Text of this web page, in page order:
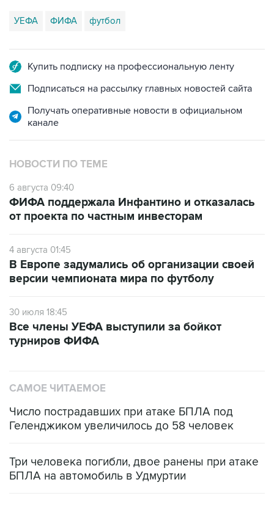
УЕФА ФИФА футбол
Купить подписку на профессиональную ленту
Подписаться на рассылку главных новостей сайта
Получать оперативные новости в официальном
канале
НОВОСТИ ПО ТЕМЕ
6 августа 09:40
ФИФА поддержала Инфантино и отказалась
от проекта по частным инвесторам
4 августа 01:45
В Европе задумались об организации своей
версии чемпионата мира по футболу
30 июля 18:45
Все члены УЕФА выступили за бойкот
турниров ФИФА
САМОЕ ЧИТАЕМОЕ
Число пострадавших при атаке БПЛА под
Геленджиком увеличилось до 58 человек
Три человека погибли, двое ранены при атаке
БПЛА на автомобиль в Удмуртии